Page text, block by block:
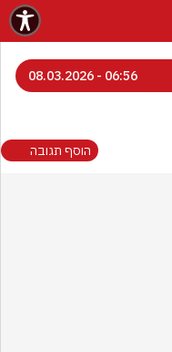
06:56 - 08.03.2026
הוסף תגובה